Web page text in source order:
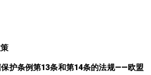
护条例第13条和第14条的法规——欧盟